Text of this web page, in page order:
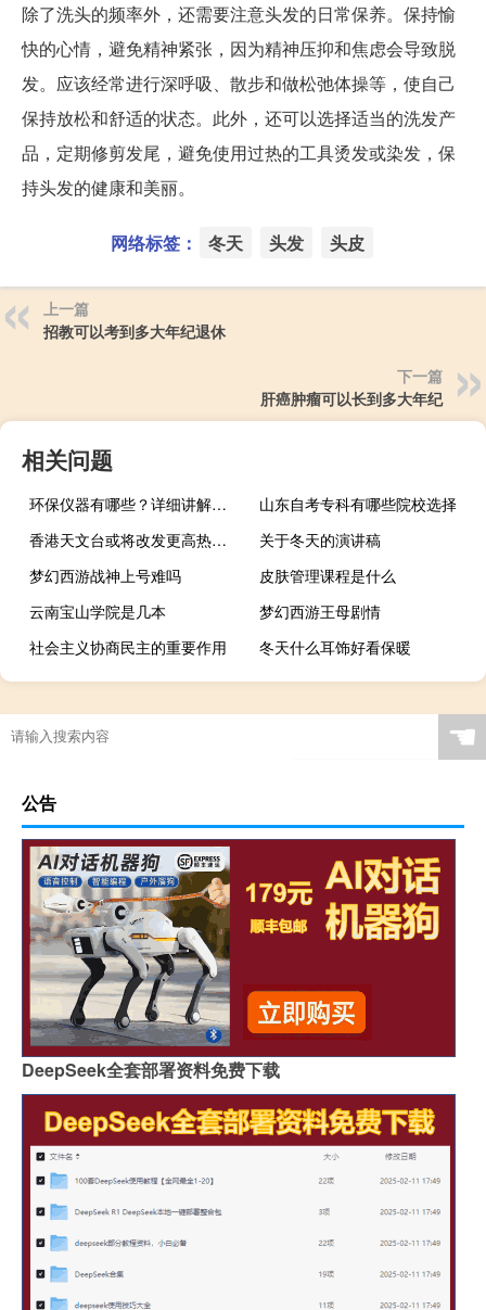
除了洗头的频率外，还需要注意头发的日常保养。保持愉
快的心情，避免精神紧张，因为精神压抑和焦虑会导致脱
发。应该经常进行深呼吸、散步和做松弛体操等，使自己
保持放松和舒适的状态。此外，还可以选择适当的洗发产
品，定期修剪发尾，避免使用过热的工具烫发或染发，保
持头发的健康和美丽。
网络标签： 冬天 头发 头皮
上一篇
招教可以考到多大年纪退休
下一篇
肝癌肿瘤可以长到多大年纪
相关问题
环保仪器有哪些？详细讲解各类环保仪器的使用方法
山东自考专科有哪些院校选择
香港天文台或将改发更高热带气旋警告信号
关于冬天的演讲稿
梦幻西游战神上号难吗
皮肤管理课程是什么
云南宝山学院是几本
梦幻西游王母剧情
社会主义协商民主的重要作用
冬天什么耳饰好看保暖
地下城一键换装怎么弄
☚
公告
DeepSeek全套部署资料免费下载